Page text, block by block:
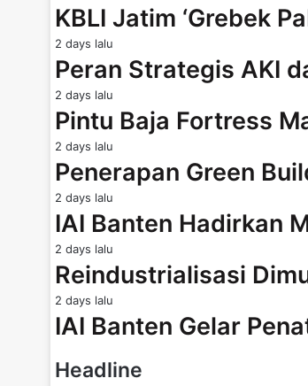
KBLI Jatim ‘Grebek
2 days lalu
Peran Strategis AKI
2 days lalu
Pintu Baja Fortress
2 days lalu
Penerapan Green
2 days lalu
IAI Banten Hadirkan
2 days lalu
Reindustrialisasi
2 days lalu
IAI Banten Gelar
Headline